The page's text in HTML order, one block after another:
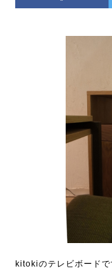
kitokiのテレビボード